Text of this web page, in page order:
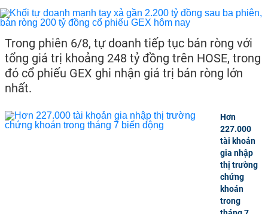
Trong phiên 6/8, tự doanh tiếp tục bán ròng với
tổng giá trị khoảng 248 tỷ đồng trên HOSE, trong
đó cổ phiếu GEX ghi nhận giá trị bán ròng lớn
nhất.
Hơn
227.000
tài khoản
gia nhập
thị trường
chứng
khoán
trong